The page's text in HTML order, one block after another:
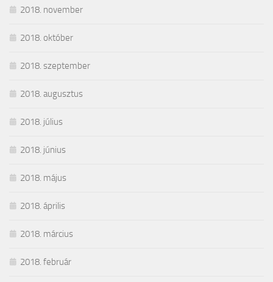
2018. november
2018. október
2018. szeptember
2018. augusztus
2018. július
2018. június
2018. május
2018. április
2018. március
2018. február